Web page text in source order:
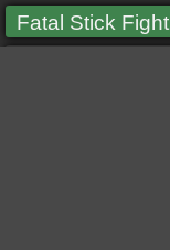
Fatal Stick Fight